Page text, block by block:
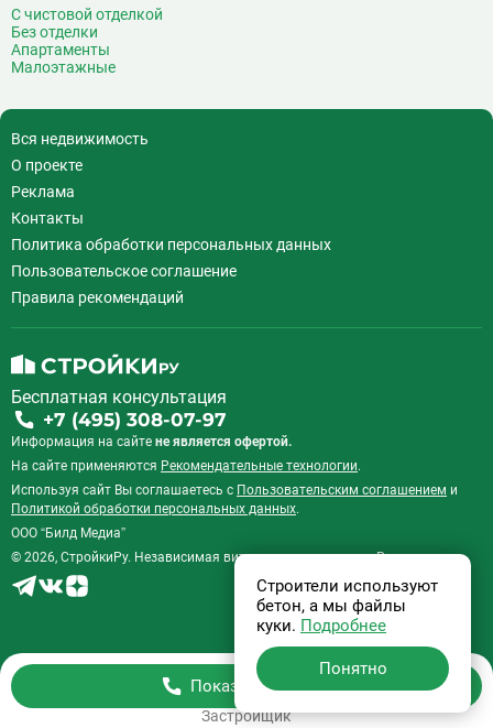
Показать телефон
Застройщик
С чистовой отделкой
Без отделки
Апартаменты
Малоэтажные
Вся недвижимость
О проекте
Реклама
Контакты
Политика обработки персональных данных
Пользовательское соглашение
Правила рекомендаций
Бесплатная консультация
+7 (495) 308-07-97
Информация на сайте не является офертой.
На сайте применяются Рекомендательные технологии.
Используя сайт Вы соглашаетесь с Пользовательским соглашением и
Политикой обработки персональных данных.
ООО “Билд Медиа”
© 2026, СтройкиРу. Независимая витрина недвижимости России.
Строители используют
бетон, а мы файлы
куки. Подробнее
Понятно